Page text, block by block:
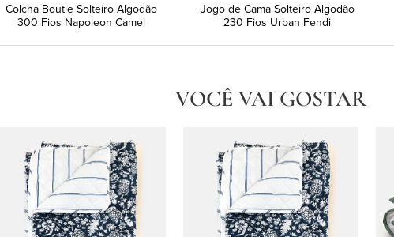
Colcha Boutie Solteiro Algodão
300 Fios Napoleon Camel
Jogo de Cama Solteiro Algodão
230 Fios Urban Fendi
VOCÊ VAI GOSTAR